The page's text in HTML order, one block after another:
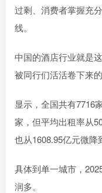
过剩、消费者掌握充
线。
中国的酒店行业就是
被同行们活活卷下来的
显示，全国共有7716
家，但平均出租率从
也从1608.95亿元微降
具体到单一城市，
润多。